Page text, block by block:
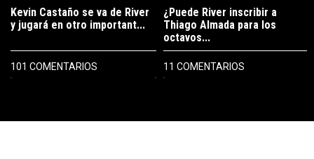
Kevin Castaño se va de River
y jugará en otro important...
101 COMENTARIOS
¿Puede River inscribir a
Thiago Almada para los
octavos...
11 COMENTARIOS